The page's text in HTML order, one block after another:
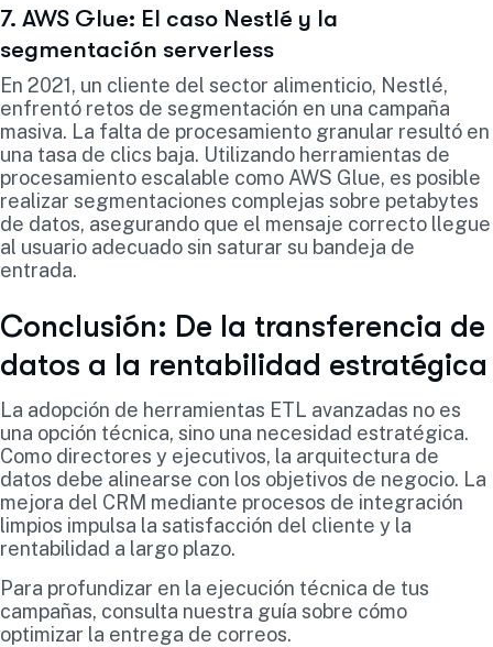
7. AWS Glue: El caso Nestlé y la
segmentación serverless
En 2021, un cliente del sector alimenticio, Nestlé,
enfrentó retos de segmentación en una campaña
masiva. La falta de procesamiento granular resultó en
una tasa de clics baja. Utilizando herramientas de
procesamiento escalable como AWS Glue, es posible
realizar segmentaciones complejas sobre petabytes
de datos, asegurando que el mensaje correcto llegue
al usuario adecuado sin saturar su bandeja de
entrada.
Conclusión: De la transferencia de
datos a la rentabilidad estratégica
La adopción de herramientas ETL avanzadas no es
una opción técnica, sino una necesidad estratégica.
Como directores y ejecutivos, la arquitectura de
datos debe alinearse con los objetivos de negocio. La
mejora del CRM mediante procesos de integración
limpios impulsa la satisfacción del cliente y la
rentabilidad a largo plazo.
Para profundizar en la ejecución técnica de tus
campañas, consulta nuestra guía sobre cómo
optimizar la entrega de correos.